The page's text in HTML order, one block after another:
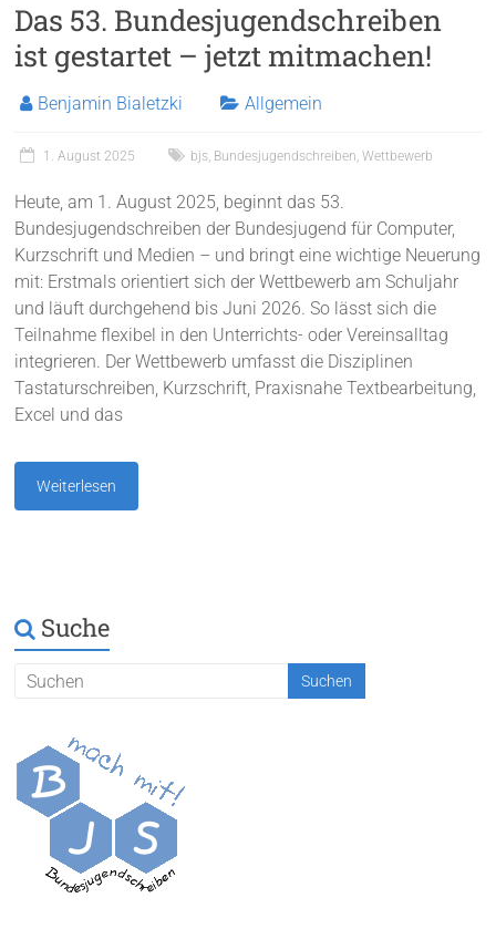
Das 53. Bundesjugendschreiben
ist gestartet – jetzt mitmachen!
Benjamin Bialetzki Allgemein
1. August 2025 bjs, Bundesjugendschreiben,Wettbewerb
Heute, am 1. August 2025, beginnt das 53.
Bundesjugendschreiben der Bundesjugend für Computer,
Kurzschrift und Medien – und bringt eine wichtige Neuerung
mit: Erstmals orientiert sich der Wettbewerb am Schuljahr
und läuft durchgehend bis Juni 2026. So lässt sich die
Teilnahme flexibel in den Unterrichts- oder Vereinsalltag
integrieren. Der Wettbewerb umfasst die Disziplinen
Tastaturschreiben, Kurzschrift, Praxisnahe Textbearbeitung,
Excel und das
Weiterlesen
Suche